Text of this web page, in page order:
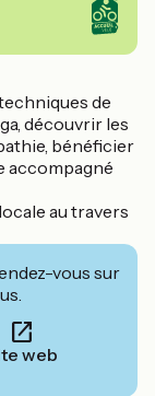
de
découvrir les
bénéficier
accompagné
au travers
vous sur
web